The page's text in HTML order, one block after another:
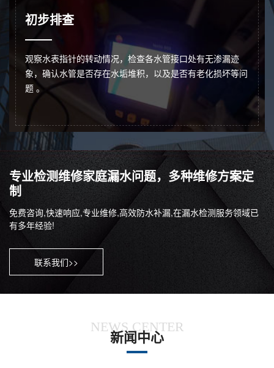
初步排查
观察水表指针的转动情况，检查各水管接口处有无渗漏迹
象，确认水管是否存在水垢堆积，以及是否有老化损坏等问
题 。
专业检测维修家庭漏水问题，多种维修方案定
制
免费咨询,快速响应,专业维修,高效防水补漏,在漏水检测服务领域已
有多年经验!
联系我们>>
NEWS CENTER
新闻中心